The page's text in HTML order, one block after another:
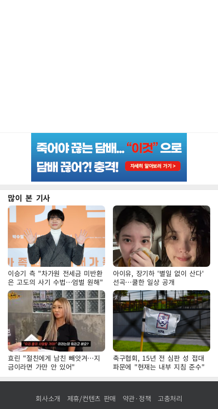
많이 본 기사
이승기 측 "차가원 전세금 미반환
은 고도의 사기 수법…엄벌 원해"
아이유, 장기하 '별일 없이 산다'
선곡…쿨한 일상 공개
효린 "절친에게 남친 빼앗겨…지
금이라면 가만 안 있어"
축구협회, 15년 전 심판 성 접대
파문에 "현재는 내부 지침 준수"
회사소개 제휴/컨텐츠 판매 약관·정책 고충처리